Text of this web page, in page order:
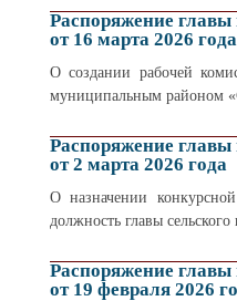
Распоряжение
от 16 марта 2026 года
О создании рабочей
муниципальным районом
Распоряжение
от 2 марта 2026 года
О назначении
должность главы
Распоряжение
от 19 февраля 2026